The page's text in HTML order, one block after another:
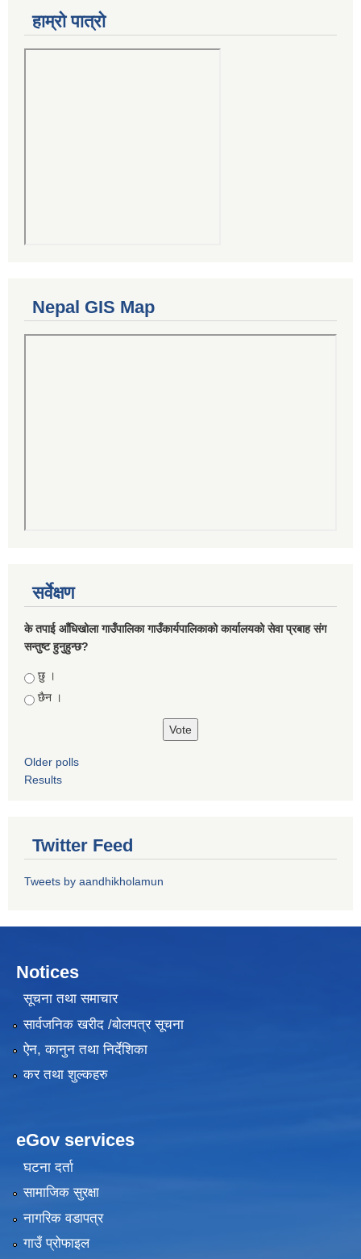
हाम्रो पात्रो
Nepal GIS Map
सर्वेक्षण
के तपाई आँधिखोला गाउँपालिका गाउँकार्यपालिकाको कार्यालयको सेवा प्रबाह संग
सन्तुष्ट हुनुहुन्छ?
Choices
छु ।
छैन ।
Older polls
Results
Twitter Feed
Tweets by aandhikholamun
Notices
सूचना तथा समाचार
सार्वजनिक खरीद /बोलपत्र सूचना
ऐन, कानुन तथा निर्देशिका
कर तथा शुल्कहरु
eGov services
घटना दर्ता
सामाजिक सुरक्षा
नागरिक वडापत्र
गाउँ प्रोफाइल